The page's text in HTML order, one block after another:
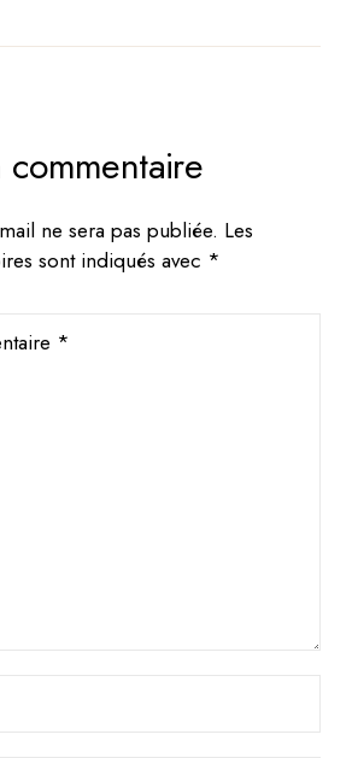
commentaire
ne sera pas publiée. Les
sont indiqués avec *